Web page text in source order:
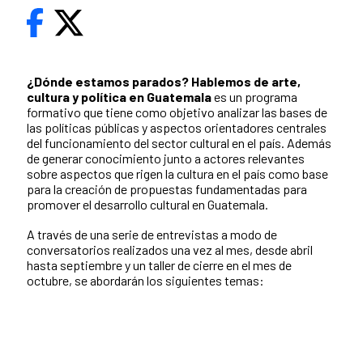
¿Dónde estamos parados? Hablemos de arte,
cultura y política en Guatemalaes un programa
formativo que tiene como objetivo analizar las bases de
las políticas públicas y aspectos orientadores centrales
del funcionamiento del sector cultural en el país. Además
de generar conocimiento junto a actores relevantes
sobre aspectos que rigen la cultura en el país como base
para la creación de propuestas fundamentadas para
promover el desarrollo cultural en Guatemala.
A través de una serie de entrevistas a modo de
conversatorios realizados una vez al mes, desde abril
hasta septiembre y un taller de cierre en el mes de
octubre, se abordarán los siguientes temas: